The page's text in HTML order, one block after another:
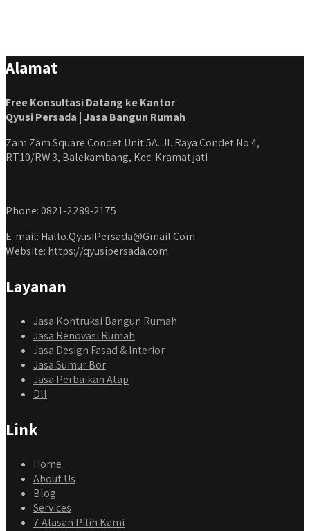
#jasabangunrumahjabodetabek #qyusipersada
Alamat
Free Konsultasi Datang ke Kantor
Qyusi Persada | Jasa Bangun Rumah
Zam Zam Square Condet Unit 5A. Jl. Raya Condet No.4,
RT.10/RW.3, Balekambang, Kec. Kramat jati
Phone: 0821-2289-2175
E-mail: Hallo.QyusiPersada@Gmail.Com
Website: https://qyusipersada.com
Layanan
Jasa Kontruksi Bangun Rumah
Jasa Renovasi Rumah
Jasa Design Fasad & Interior
Jasa Sumur Bor
Jasa Perbaikan Atap
Dll
Link
Home
About Us
Blog
Services
7 Alasan Pilih Kami